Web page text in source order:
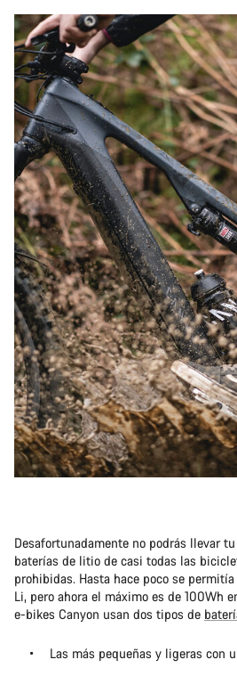
Desafortunadamente no podrás llevar
baterías de litio de casi todas las
prohibidas. Hasta hace poco se
Li, pero ahora el máximo es de 100Wh
e-bikes Canyon usan dos tipos de
Las más pequeñas y ligeras con